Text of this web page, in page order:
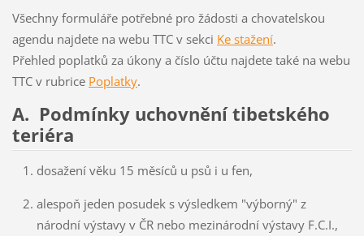
Všechny formuláře potřebné pro žádosti a chovatelskou
agendu najdete na webu TTC v sekci Ke stažení.
Přehled poplatků za úkony a číslo účtu najdete také na webu
TTC v rubrice Poplatky.
A. Podmínky uchovnění tibetského
teriéra
dosažení věku 15 měsíců u psů i u fen,
alespoň jeden posudek s výsledkem "výborný" z
národní výstavy v ČR nebo mezinárodní výstavy F.C.I.,